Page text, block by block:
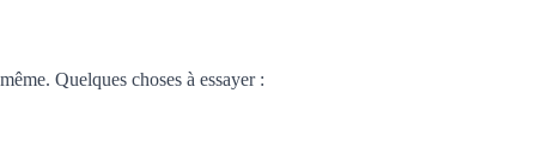
Quelques choses à essayer :